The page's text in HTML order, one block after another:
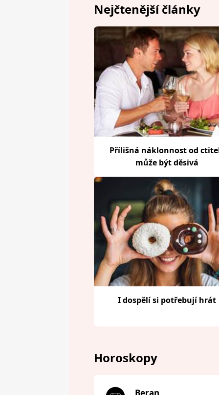
Nejčtenější články
Přílišná náklonnost od
může být děsivá
I dospělí si potřebují hrát
Horoskopy